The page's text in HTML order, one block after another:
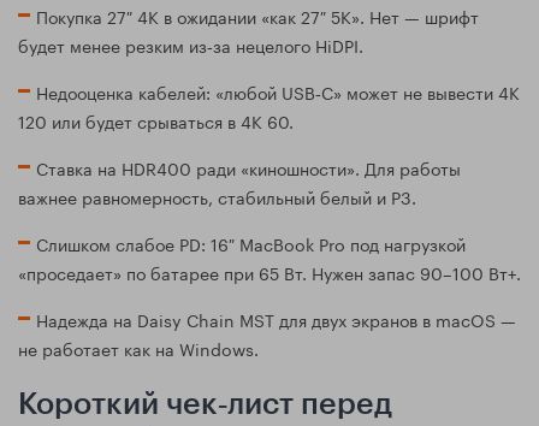
Покупка 27″ 4K в ожидании «как 27″ 5K». Нет — шрифт
будет менее резким из‑за нецелого HiDPI.
Недооценка кабелей: «любой USB‑C» может не вывести 4K
120 или будет срываться в 4K 60.
Ставка на HDR400 ради «киношности». Для работы
важнее равномерность, стабильный белый и P3.
Слишком слабое PD: 16″ MacBook Pro под нагрузкой
«проседает» по батарее при 65 Вт. Нужен запас 90–100 Вт+.
Надежда на Daisy Chain MST для двух экранов в macOS —
не работает как на Windows.
Короткий чек‑лист перед